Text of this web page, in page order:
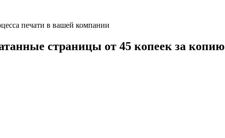
печати в вашей компании
страницы от 45 копеек за копию